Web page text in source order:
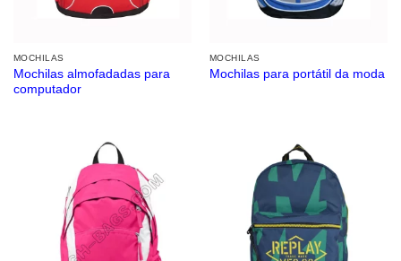
MOCHILAS
Mochilas almofadadas para
computador
MOCHILAS
Mochilas para portátil da moda